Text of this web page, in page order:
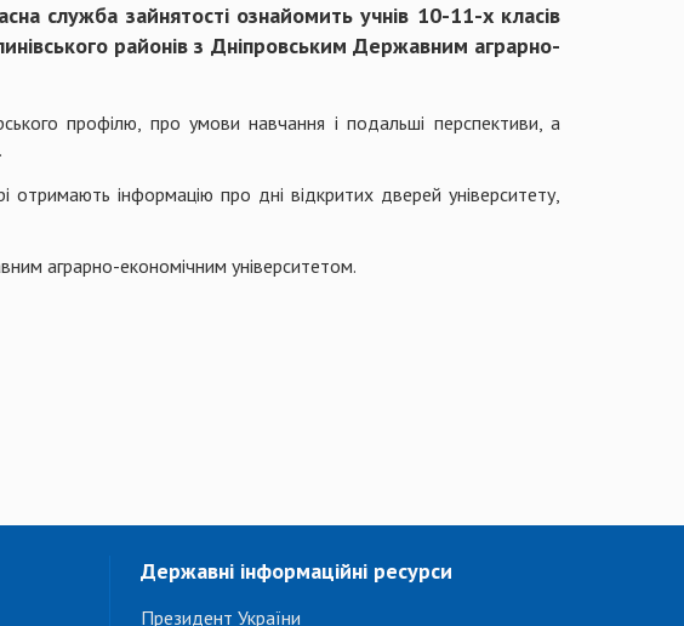
служба зайнятості ознайомить учнів 10-11-х класів
районів з Дніпровським Державним аграрно-
профілю, про умови навчання і подальші перспективи, а
отримають інформацію про дні відкритих дверей університету,
аграрно-економічним університетом.
Державні інформаційні ресурси
Президент України